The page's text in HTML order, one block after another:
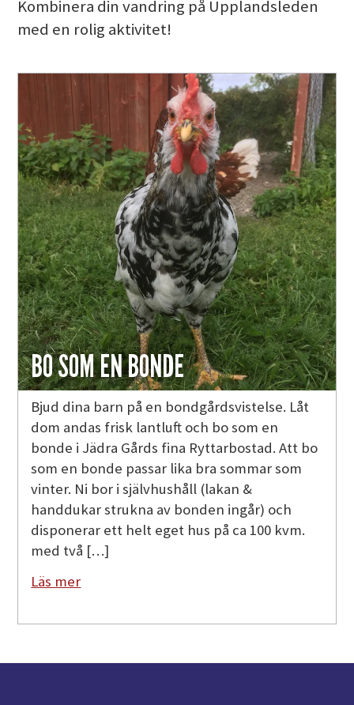
Kombinera din vandring på Upplandsleden
med en rolig aktivitet!
BO SOM EN BONDE
Bjud dina barn på en bondgårdsvistelse. Låt
dom andas frisk lantluft och bo som en
bonde i Jädra Gårds fina Ryttarbostad. Att bo
som en bonde passar lika bra sommar som
vinter. Ni bor i självhushåll (lakan &
handdukar strukna av bonden ingår) och
disponerar ett helt eget hus på ca 100 kvm.
med två […]
Läs mer